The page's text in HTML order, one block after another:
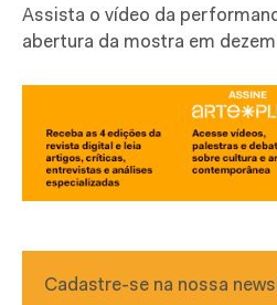
Assista o vídeo da
abertura da mostra em
Cadastre-se na nossa